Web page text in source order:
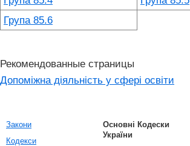
Група 85.6
Рекомендованные страницы
Допоміжна діяльність у сфері освіти
Закони
Кодекси
Основні Кодески
України